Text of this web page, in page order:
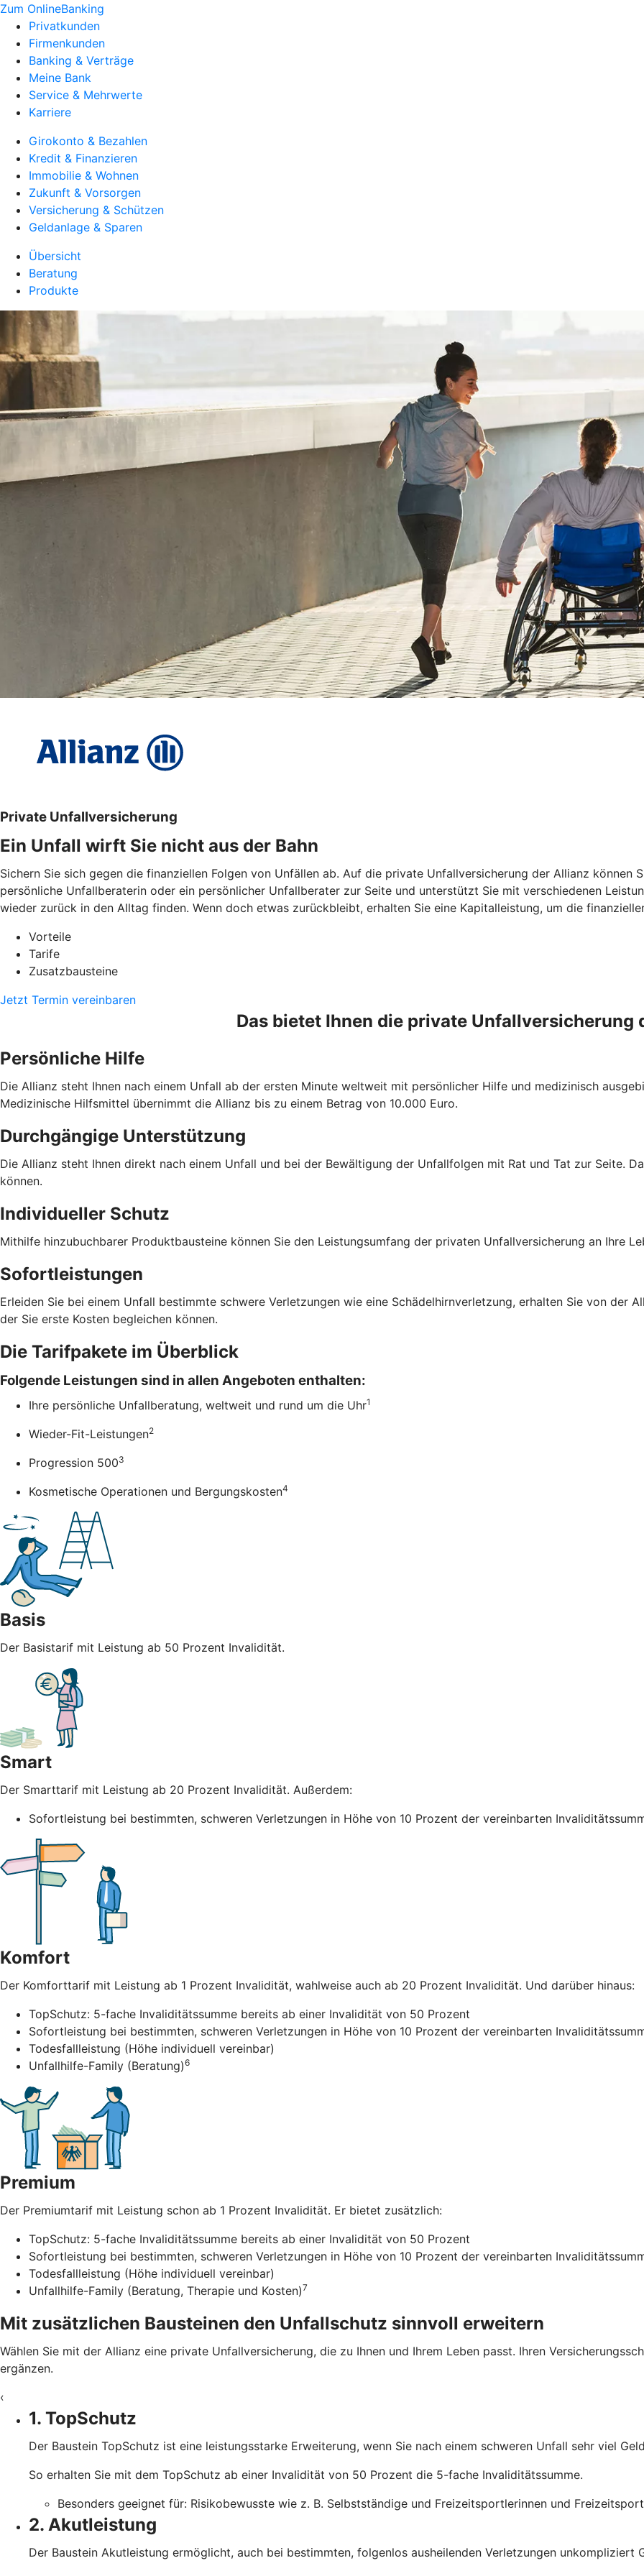
Zum OnlineBanking
Privatkunden
Firmenkunden
Banking & Verträge
Meine Bank
Service & Mehrwerte
Karriere
Girokonto & Bezahlen
Kredit & Finanzieren
Immobilie & Wohnen
Zukunft & Vorsorgen
Versicherung & Schützen
Geldanlage & Sparen
Übersicht
Beratung
Produkte
Private Unfallversicherung
Ein Unfall wirft Sie nicht aus der Bahn
Sichern Sie sich gegen die finanziellen Folgen von Unfällen ab. Auf die private Unfallversicherung der Allianz können
persönliche Unfallberaterin oder ein persönlicher Unfallberater zur Seite und unterstützt Sie mit verschiedenen
wieder zurück in den Alltag finden. Wenn doch etwas zurückbleibt, erhalten Sie eine Kapitalleistung, um die
Vorteile
Tarife
Zusatzbausteine
Jetzt Termin vereinbaren
Das bietet Ihnen die private Unfallversicherung
Persönliche Hilfe
Die Allianz steht Ihnen nach einem Unfall ab der ersten Minute weltweit mit persönlicher Hilfe und medizinisch
Medizinische Hilfsmittel übernimmt die Allianz bis zu einem Betrag von 10.000 Euro.
Durchgängige Unterstützung
Die Allianz steht Ihnen direkt nach einem Unfall und bei der Bewältigung der Unfallfolgen mit Rat und Tat zur Seite.
können.
Individueller Schutz
Mithilfe hinzubuchbarer Produktbausteine können Sie den Leistungsumfang der privaten Unfallversicherung an Ihre
Sofortleistungen
Erleiden Sie bei einem Unfall bestimmte schwere Verletzungen wie eine Schädelhirnverletzung, erhalten Sie von der
der Sie erste Kosten begleichen können.
Die Tarifpakete im Überblick
Folgende Leistungen sind in allen Angeboten enthalten:
Ihre persönliche Unfallberatung, weltweit und rund um die Uhr1
Wieder-Fit-Leistungen2
Progression 5003
Kosmetische Operationen und Bergungskosten4
Basis
Der Basistarif mit Leistung ab 50 Prozent Invalidität.
Smart
Der Smarttarif mit Leistung ab 20 Prozent Invalidität. Außerdem:
Sofortleistung bei bestimmten, schweren Verletzungen in Höhe von 10 Prozent der vereinbarten
Komfort
Der Komforttarif mit Leistung ab 1 Prozent Invalidität, wahlweise auch ab 20 Prozent Invalidität. Und darüber hinaus:
TopSchutz: 5-fache Invaliditätssumme bereits ab einer Invalidität von 50 Prozent
Sofortleistung bei bestimmten, schweren Verletzungen in Höhe von 10 Prozent der vereinbarten
Todesfallleistung (Höhe individuell vereinbar)
Unfallhilfe-Family (Beratung)6
Premium
Der Premiumtarif mit Leistung schon ab 1 Prozent Invalidität. Er bietet zusätzlich:
TopSchutz: 5-fache Invaliditätssumme bereits ab einer Invalidität von 50 Prozent
Sofortleistung bei bestimmten, schweren Verletzungen in Höhe von 10 Prozent der vereinbarten
Todesfallleistung (Höhe individuell vereinbar)
Unfallhilfe-Family (Beratung, Therapie und Kosten)7
Mit zusätzlichen Bausteinen den Unfallschutz sinnvoll erweitern
Wählen Sie mit der Allianz eine private Unfallversicherung, die zu Ihnen und Ihrem Leben passt. Ihren
ergänzen.
‹
1. TopSchutz
Der Baustein TopSchutz ist eine leistungsstarke Erweiterung, wenn Sie nach einem schweren Unfall sehr viel
So erhalten Sie mit dem TopSchutz ab einer Invalidität von 50 Prozent die 5-fache Invaliditätssumme.
Besonders geeignet für: Risikobewusste wie z. B. Selbstständige und Freizeitsportlerinnen und
2. Akutleistung
Der Baustein Akutleistung ermöglicht, auch bei bestimmten, folgenlos ausheilenden Verletzungen unkompliziert